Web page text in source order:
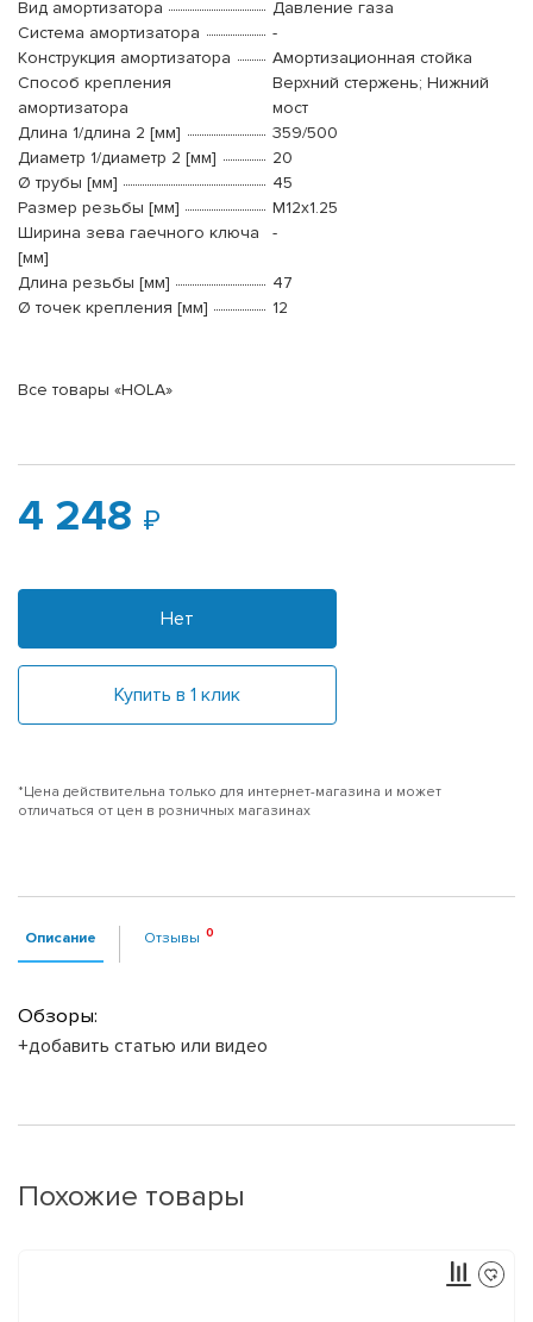
Вид амортизатора
Давление газа
Система амортизатора
-
Конструкция амортизатора
Амортизационная стойка
Способ крепления
амортизатора
Верхний стержень; Нижний
мост
Длина 1/длина 2 [мм]
359/500
Диаметр 1/диаметр 2 [мм]
20
Ø трубы [мм]
45
Размер резьбы [мм]
M12x1.25
Ширина зева гаечного ключа
[мм]
-
Длина резьбы [мм]
47
Ø точек крепления [мм]
12
Все товары «HOLA»
4 248
Нет
Купить в 1 клик
*Цена действительна только для интернет-магазина и может
отличаться от цен в розничных магазинах
Описание Отзывы
Обзоры:
+добавить статью или видео
Похожие товары